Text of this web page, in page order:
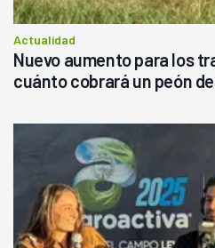
Actualidad
Nuevo aumento para los
cuánto cobrará un peón